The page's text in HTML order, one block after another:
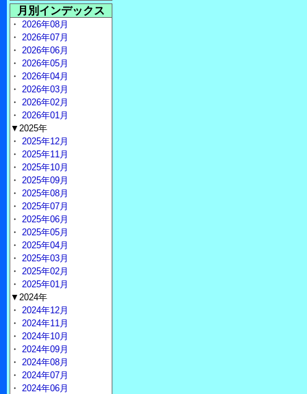
月別インデックス
・ 2026年08月
・ 2026年07月
・ 2026年06月
・ 2026年05月
・ 2026年04月
・ 2026年03月
・ 2026年02月
・ 2026年01月
▼2025年
・ 2025年12月
・ 2025年11月
・ 2025年10月
・ 2025年09月
・ 2025年08月
・ 2025年07月
・ 2025年06月
・ 2025年05月
・ 2025年04月
・ 2025年03月
・ 2025年02月
・ 2025年01月
▼2024年
・ 2024年12月
・ 2024年11月
・ 2024年10月
・ 2024年09月
・ 2024年08月
・ 2024年07月
・ 2024年06月